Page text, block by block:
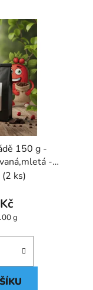
150 g -
-
(2 ks)
g